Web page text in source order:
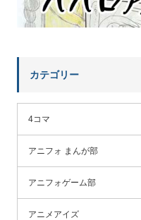
カテゴリー
4コマ
アニフォ まんが部
アニフォゲーム部
アニメアイズ